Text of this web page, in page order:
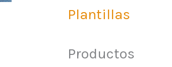
Plantillas
Productos